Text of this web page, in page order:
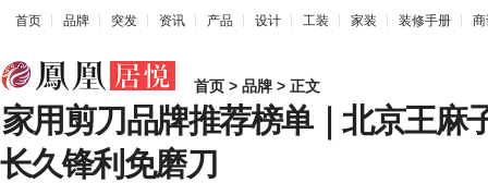
首页 品牌 突发 资讯 产品 设计 工装 家装 装修手册
首页 > 品牌 > 正文
家用剪刀品牌推荐榜单｜北京王麻
长久锋利免磨刀